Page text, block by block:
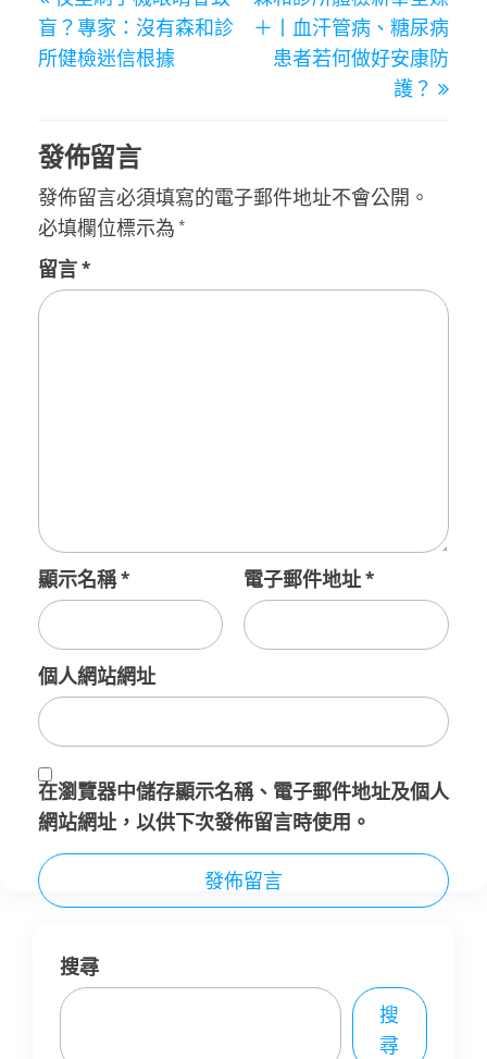
章
導
盲？專家：沒有森和診
所健檢迷信根據
＋丨血汗管病、糖尿病
患者若何做好安康防
護？
發佈留言
發佈留言必須填寫的電子郵件地址不會公開。
必填欄位標示為 *
留言*
顯示名稱* 電子郵件地址*
個人網站網址
在瀏覽器中儲存顯示名稱、電子郵件地址及個人
網站網址，以供下次發佈留言時使用。
搜尋
搜
尋